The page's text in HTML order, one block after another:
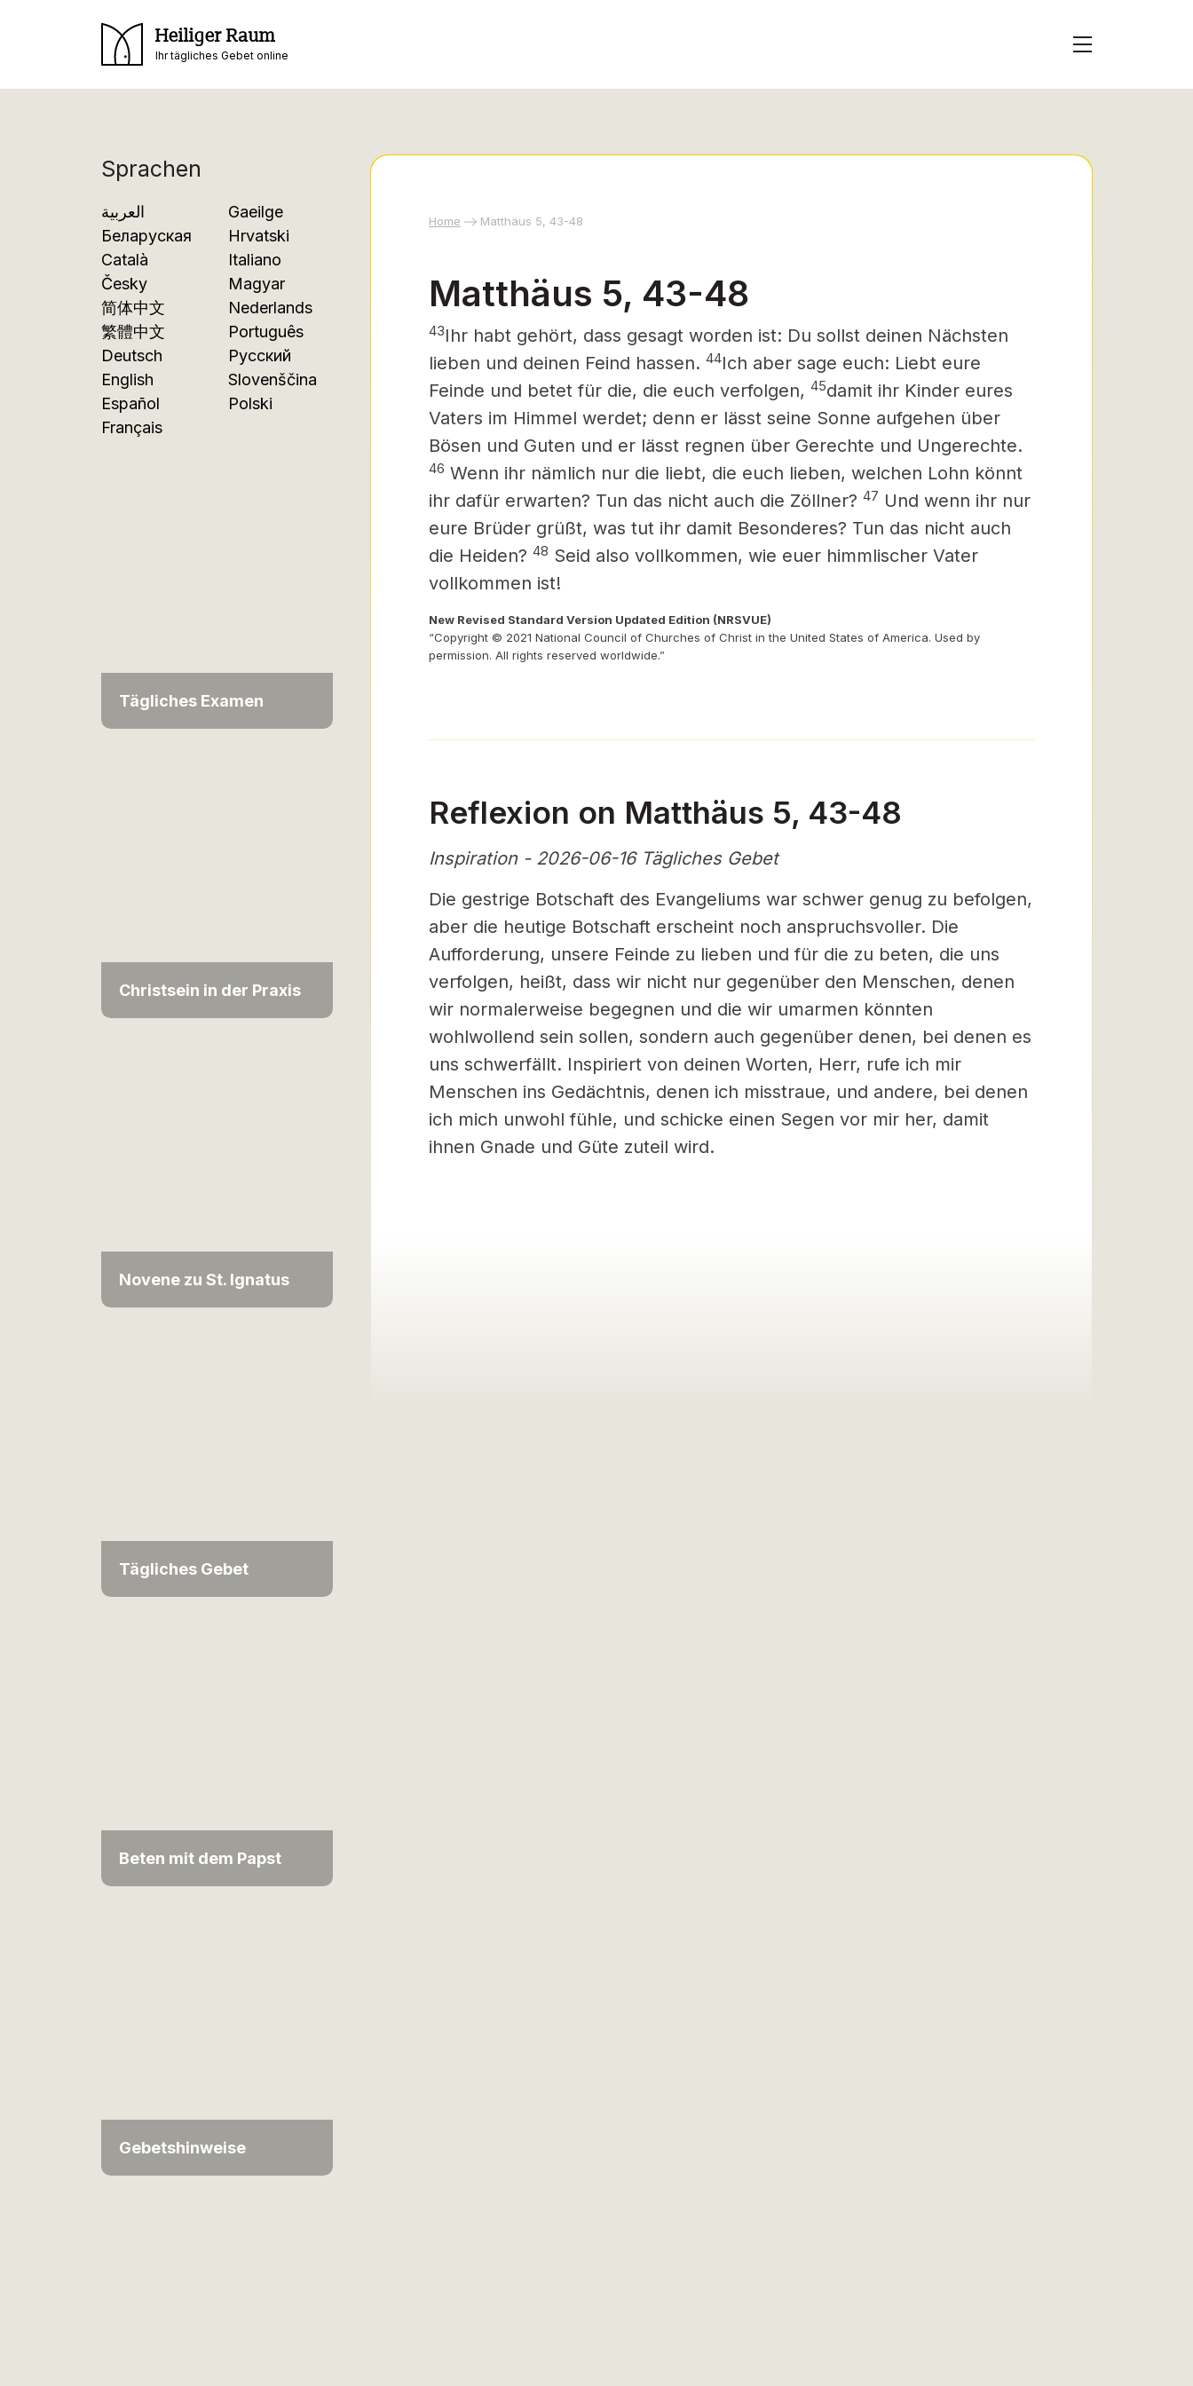
Heiliger Raum
Ihr tägliches Gebet online
Sprachen
العربية
Беларуская
Català
Česky
简体中文
繁體中文
Deutsch
English
Español
Français
Gaeilge
Hrvatski
Italiano
Magyar
Nederlands
Português
Русский
Slovenščina
Polski
Tägliches Examen
Christsein in der Praxis
Novene zu St. Ignatus
Tägliches Gebet
Beten mit dem Papst
Gebetshinweise
Home Matthäus 5, 43-48
Matthäus 5, 43-48
43Ihr habt gehört, dass gesagt worden ist: Du sollst deinen Nächsten
lieben und deinen Feind hassen. 44Ich aber sage euch: Liebt eure
Feinde und betet für die, die euch verfolgen, 45damit ihr Kinder eures
Vaters im Himmel werdet; denn er lässt seine Sonne aufgehen über
Bösen und Guten und er lässt regnen über Gerechte und Ungerechte.
46 Wenn ihr nämlich nur die liebt, die euch lieben, welchen Lohn könnt
ihr dafür erwarten? Tun das nicht auch die Zöllner? 47 Und wenn ihr nur
eure Brüder grüßt, was tut ihr damit Besonderes? Tun das nicht auch
die Heiden? 48 Seid also vollkommen, wie euer himmlischer Vater
vollkommen ist!
New Revised Standard Version Updated Edition (NRSVUE)
“Copyright © 2021 National Council of Churches of Christ in the United States of America. Used by
permission. All rights reserved worldwide.”
Reflexion on Matthäus 5, 43-48
Inspiration - 2026-06-16 Tägliches Gebet
Die gestrige Botschaft des Evangeliums war schwer genug zu befolgen,
aber die heutige Botschaft erscheint noch anspruchsvoller. Die
Aufforderung, unsere Feinde zu lieben und für die zu beten, die uns
verfolgen, heißt, dass wir nicht nur gegenüber den Menschen, denen
wir normalerweise begegnen und die wir umarmen könnten
wohlwollend sein sollen, sondern auch gegenüber denen, bei denen es
uns schwerfällt. Inspiriert von deinen Worten, Herr, rufe ich mir
Menschen ins Gedächtnis, denen ich misstraue, und andere, bei denen
ich mich unwohl fühle, und schicke einen Segen vor mir her, damit
ihnen Gnade und Güte zuteil wird.